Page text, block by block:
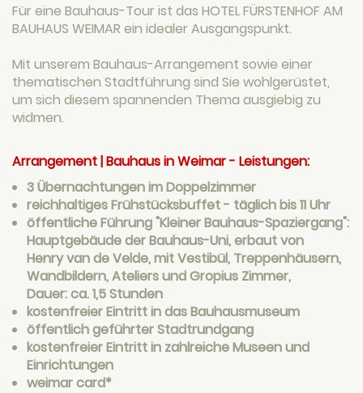
Für eine Bauhaus-Tour ist das HOTEL FÜRSTENHOF AM
BAUHAUS WEIMAR ein idealer Ausgangspunkt.
Mit unserem Bauhaus-Arrangement sowie einer
thematischen Stadtführung sind Sie wohlgerüstet,
um sich diesem spannenden Thema ausgiebig zu
widmen.
Arrangement | Bauhaus in Weimar - Leistungen:
3 Übernachtungen im Doppelzimmer
reichhaltiges Frühstücksbuffet - täglich bis 11 Uhr
öffentliche Führung "Kleiner Bauhaus-Spaziergang":
Hauptgebäude der Bauhaus-Uni, erbaut von
Henry van de Velde, mit Vestibül, Treppenhäusern,
Wandbildern, Ateliers und Gropius Zimmer,
Dauer: ca. 1,5 Stunden
kostenfreier Eintritt in das Bauhausmuseum
öffentlich geführter Stadtrundgang
kostenfreier Eintritt in zahlreiche Museen und
Einrichtungen
weimar card*